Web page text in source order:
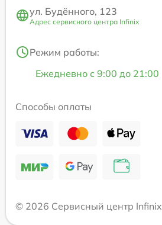
ул. Будённого, 123
Адрес сервисного центра Infinix
Режим работы:
Ежедневно с 9:00 до 21:00
Способы оплаты
© 2026 Сервисный центр Infinix